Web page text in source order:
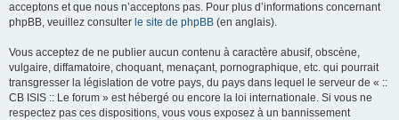
acceptons et que nous n’acceptons pas. Pour plus d’informations concernant
phpBB, veuillez consulter le site de phpBB (en anglais).
Vous acceptez de ne publier aucun contenu à caractère abusif, obscène,
vulgaire, diffamatoire, choquant, menaçant, pornographique, etc. qui pourrait
transgresser la législation de votre pays, du pays dans lequel le serveur de « ::
CB ISIS :: Le forum » est hébergé ou encore la loi internationale. Si vous ne
respectez pas ces dispositions, vous vous exposez à un bannissement